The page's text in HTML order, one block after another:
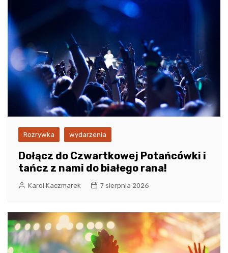
Rozrywka wydarzenia
Dołącz do Czwartkowej Potańcówki i
tańcz z nami do białego rana!
Karol Kaczmarek 7 sierpnia 2026